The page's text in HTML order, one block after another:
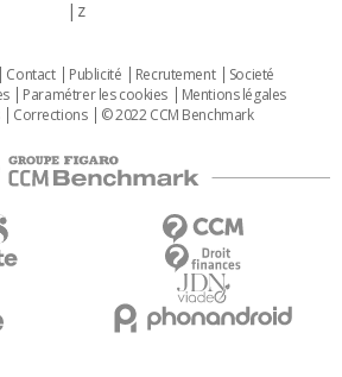
z
Contact Publicité Recrutement
Societé
Paramétrer les cookies
Mentions légales
Corrections © 2022 CCM Benchmark